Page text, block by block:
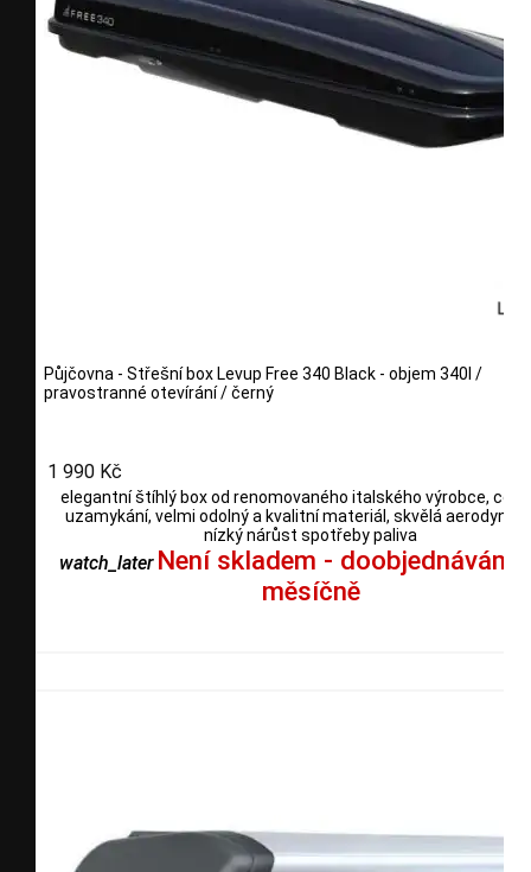
Půjčovna - Střešní box Levup Free 340 Black - objem 340l /
pravostranné otevírání / černý
1 990 Kč
elegantní štíhlý box od renomovaného italského výrobce,
uzamykání, velmi odolný a kvalitní materiál, skvělá
nízký nárůst spotřeby paliva
watch_later Není skladem -
měsíčně